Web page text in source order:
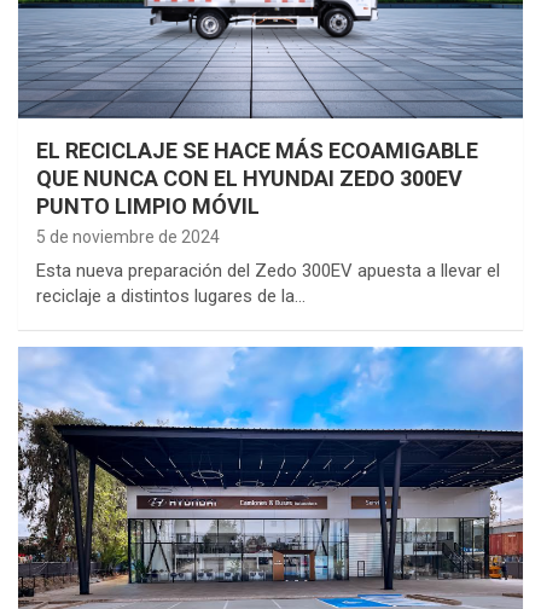
EL RECICLAJE SE HACE MÁS ECOAMIGABLE
QUE NUNCA CON EL HYUNDAI ZEDO 300EV
PUNTO LIMPIO MÓVIL
5 de noviembre de 2024
Esta nueva preparación del Zedo 300EV apuesta a llevar el
reciclaje a distintos lugares de la…